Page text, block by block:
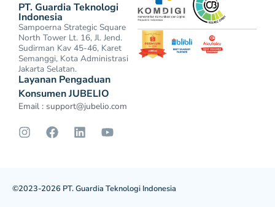
PT. Guardia Teknologi
Indonesia
Sampoerna Strategic Square
North Tower Lt. 16, Jl. Jend.
Sudirman Kav 45-46, Karet
Semanggi, Kota Administrasi
Jakarta Selatan.
Layanan Pengaduan
Konsumen JUBELIO
Email : support@jubelio.com
©2023-2026 PT. Guardia Teknologi Indonesia